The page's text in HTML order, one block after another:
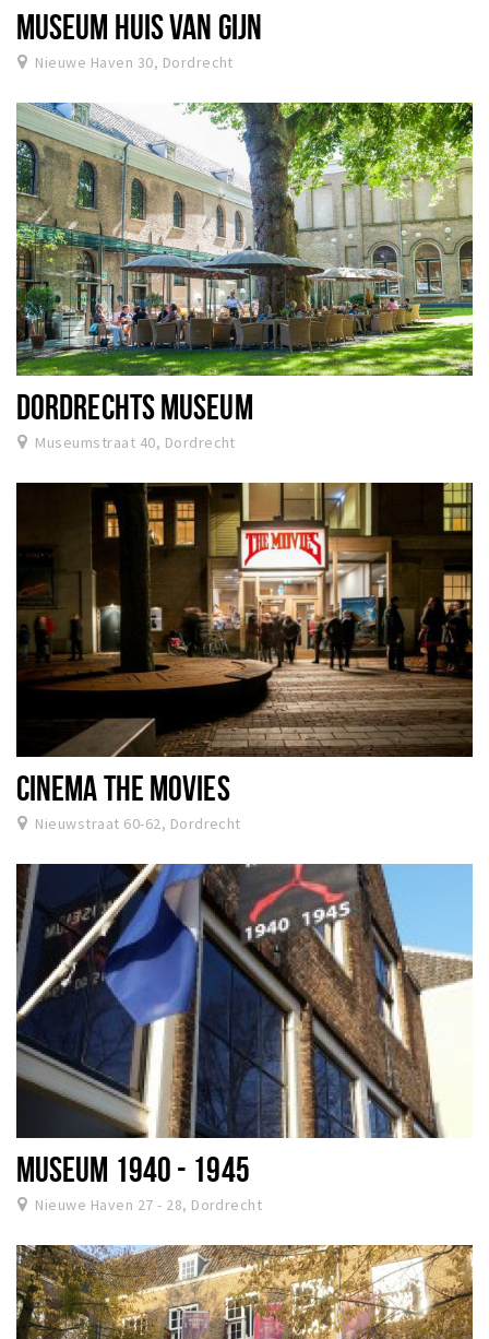
MUSEUM HUIS VAN GIJN
Nieuwe Haven 30, Dordrecht
DORDRECHTS MUSEUM
Museumstraat 40, Dordrecht
CINEMA THE MOVIES
Nieuwstraat 60-62, Dordrecht
MUSEUM 1940 - 1945
Nieuwe Haven 27 - 28, Dordrecht